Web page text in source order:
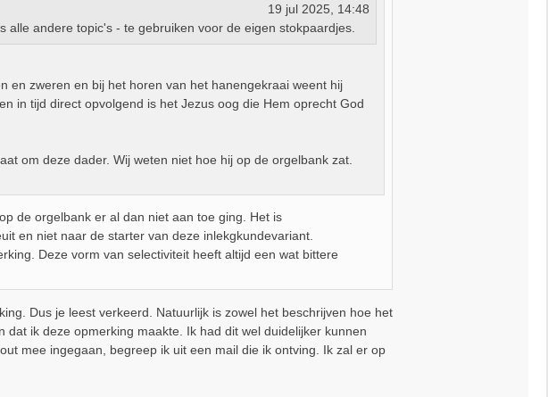
19 jul 2025, 14:48
andere topic's - te gebruiken voor de eigen stokpaardjes.
en zweren en bij het horen van het hanengekraai weent hij
in tijd direct opvolgend is het Jezus oog die Hem oprecht God
om deze dader. Wij weten niet hoe hij op de orgelbank zat.
de orgelbank er al dan niet aan toe ging. Het is
en niet naar de starter van deze inlekgkundevariant.
Deze vorm van selectiviteit heeft altijd een wat bittere
Dus je leest verkeerd. Natuurlijk is zowel het beschrijven hoe het
ik deze opmerking maakte. Ik had dit wel duidelijker kunnen
mee ingegaan, begreep ik uit een mail die ik ontving. Ik zal er op